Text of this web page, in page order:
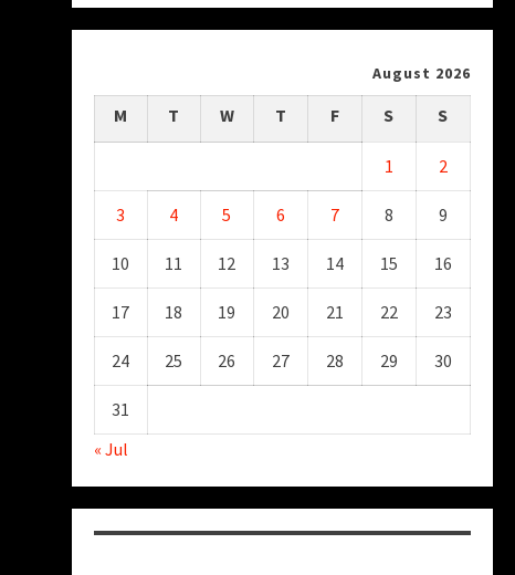
August 2026
M T W T F S S
1 2
3 4 5 6 7 8 9
10 11 12 13 14 15 16
17 18 19 20 21 22 23
24 25 26 27 28 29 30
31
« Jul